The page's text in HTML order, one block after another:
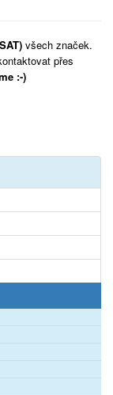
všech značek.
přes
:-)